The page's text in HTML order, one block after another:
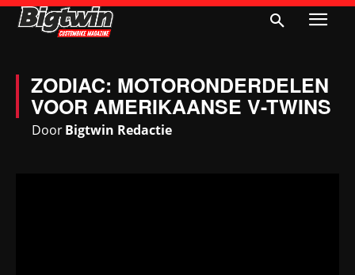
ZODIAC: MOTORONDERDELEN
VOOR AMERIKAANSE V-TWINS
DoorBigtwin Redactie